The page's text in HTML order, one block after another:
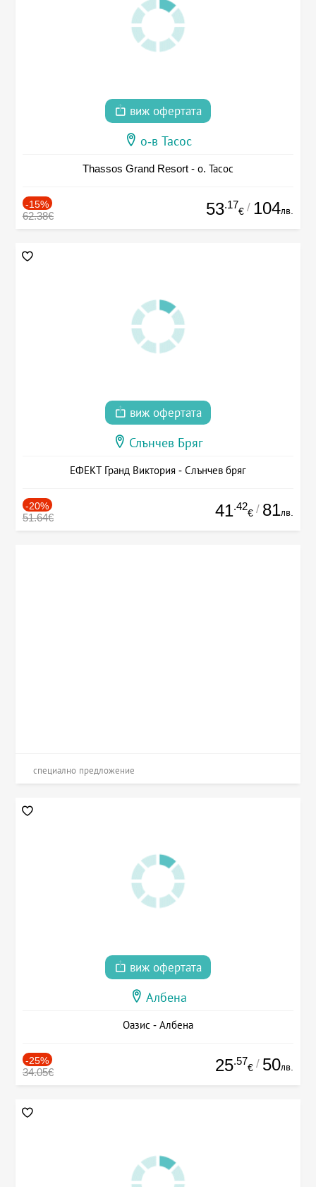
виж офертата
о-в Тасос
Thassos Grand Resort - о. Тасос
-15%
62.38€ 53.17
€ / 104лв.
виж офертата
Слънчев Бряг
ЕФЕКТ Гранд Виктория - Слънчев бряг
-20%
51.64€ 41.42
€ / 81лв.
специално предложение
виж офертата
Албена
Оазис - Албена
-25%
34.05€ 25.57
€ / 50лв.